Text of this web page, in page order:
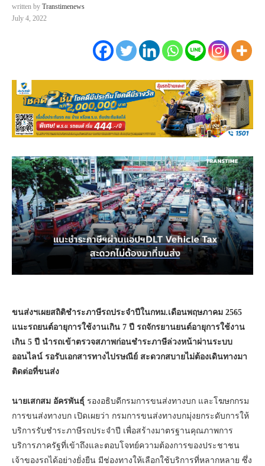
written by Transtimenews
July 4, 2022
ขนส่งฯเผยสถิติชำระภาษีรถประจำปีในกทม.เดือนพฤษภาคม 2565
แนะรถยนต์อายุการใช้งานเกิน 7 ปี รถจักรยานยนต์อายุการใช้งาน
เกิน 5 ปี นำรถเข้าตรวจสภาพก่อนชำระภาษีล่วงหน้าผ่านระบบ
ออนไลน์ รอรับเอกสารทางไปรษณีย์ สะดวกสบายไม่ต้องเดินทางมา
ติดต่อที่ขนส่ง
นายเสกสม อัครพันธุ์ รองอธิบดีกรมการขนส่งทางบก และโฆษกกรม
การขนส่งทางบก เปิดเผยว่า กรมการขนส่งทางบกมุ่งยกระดับการให้
บริการรับชำระภาษีรถประจำปี เพื่อสร้างมาตรฐานคุณภาพการ
บริการภาครัฐที่เข้าถึงและตอบโจทย์ความต้องการของประชาชน
เจ้าของรถได้อย่างยั่งยืน มีช่องทางให้เลือกใช้บริการที่หลากหลาย ซึ่ง